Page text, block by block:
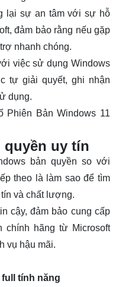
lại sự an tâm với sự hỗ
đảm bảo rằng nếu gặp
nhanh chóng.
việc sử dụng Windows
tự giải quyết, ghi nhận
dụng.
Phiên Bản Windows 11
quyền uy tín
bản quyền so với
theo là làm sao để tìm
và chất lượng.
cậy, đảm bảo cung cấp
chính hãng từ Microsoft
vụ hậu mãi.
full tính năng